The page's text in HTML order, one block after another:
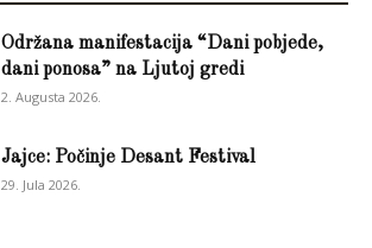
Održana manifestacija “Dani pobjede,
dani ponosa” na Ljutoj gredi
2. Augusta 2026.
Jajce: Počinje Desant Festival
29. Jula 2026.